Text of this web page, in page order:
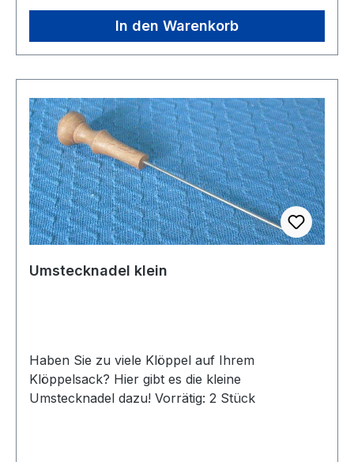
In den Warenkorb
Umstecknadel klein
Haben Sie zu viele Klöppel auf Ihrem
Klöppelsack? Hier gibt es die kleine
Umstecknadel dazu! Vorrätig: 2 Stück